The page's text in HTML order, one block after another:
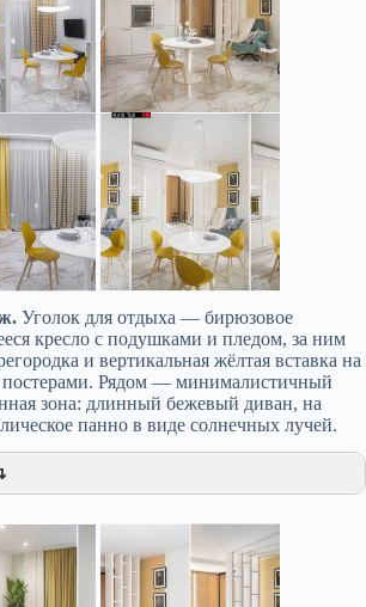
Уголок для отдыха — бирюзовое
кресло с подушками и пледом, за ним
и вертикальная жёлтая вставка на
постерами. Рядом — минималистичный
зона: длинный бежевый диван, на
панно в виде солнечных лучей.